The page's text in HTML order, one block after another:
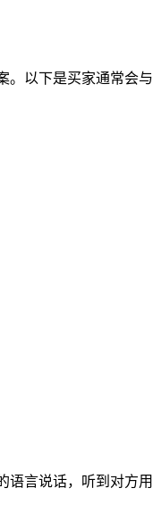
。以下是买家通常会与
言说话，听到对方用